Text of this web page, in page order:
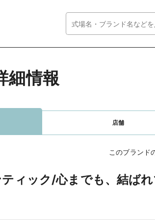
細情報
店舗
このブランド
ティック/心までも、結ば